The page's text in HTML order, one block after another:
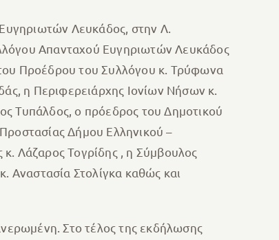
Λευκάδος, στην Λ.
Απανταχού Ευγηριωτών Λευκάδος
Προέδρου του Συλλόγου κ. Τρύφωνα
η Περιφερειάρχης Ιονίων Νήσων κ.
Τυπάλδος, ο πρόεδρος του Δημοτικού
Δήμου Ελληνικού –
Λάζαρος Τογρίδης , η Σύμβουλος
Αναστασία Στολίγκα καθώς και
Στο τέλος της εκδήλωσης